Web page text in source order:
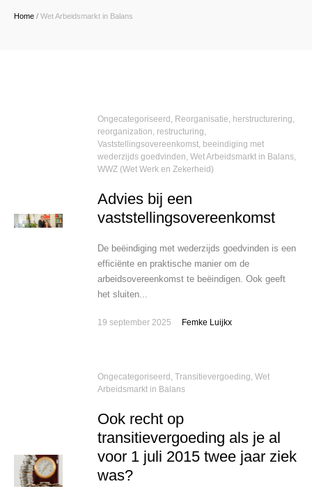
Home / Wet Arbeidsmarkt in Balans
Ongecategoriseerd , Reorganisatie, herstructurering,
reorganization, restructuring,
Vaststellingsovereenkomst, beeindiging met
wederzijds goedvinden,Wet Arbeidsmarkt in Balans,
WWZ (Wet Werk en Zekerheid)
Advies bij een
vaststellingsovereenkomst
De beëindiging met wederzijds goedvinden is een
efficiënte en praktische manier om de
arbeidsovereenkomst te beëindigen. Ook geeft
het sluiten...
19 september 2025 Femke Luijkx
Ongecategoriseerd ,Transitievergoeding,Wet
Arbeidsmarkt in Balans
Ook recht op
transitievergoeding als je al
voor 1 juli 2015 twee jaar ziek
was?